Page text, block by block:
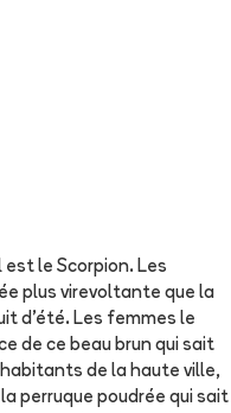
le Scorpion. Les
plus virevoltante que la
d'été. Les femmes le
de ce beau brun qui sait
de la haute ville,
perruque poudrée qui sait